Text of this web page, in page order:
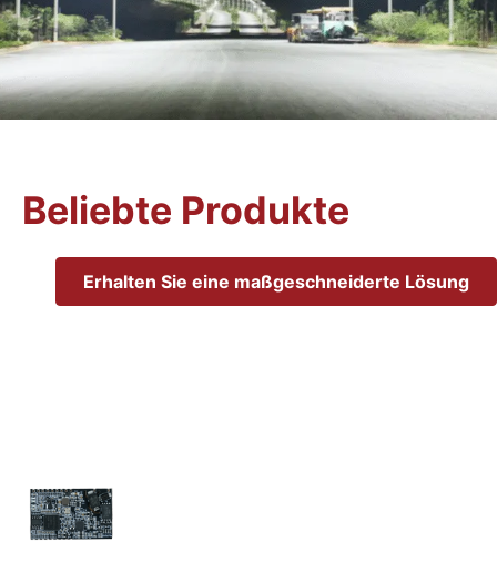
EBeliebte Produkte
Erhalten Sie eine maßgeschneiderte Lösung